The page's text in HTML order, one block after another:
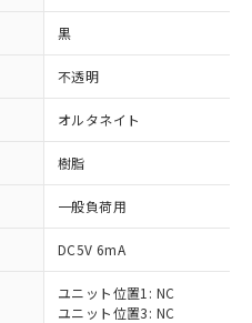
黒
不透明
オルタネイト
樹脂
一般負荷用
DC5V 6mA
ユニット位置1: NC
ユニット位置3: NC